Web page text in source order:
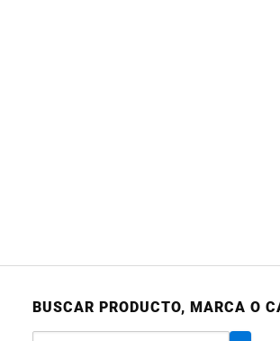
BUSCAR PRODUCTO, MARCA O